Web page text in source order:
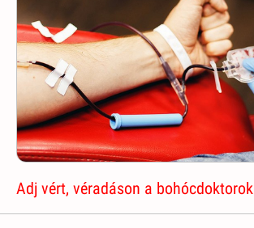
Adj vért, véradáson a bohócdoktorok